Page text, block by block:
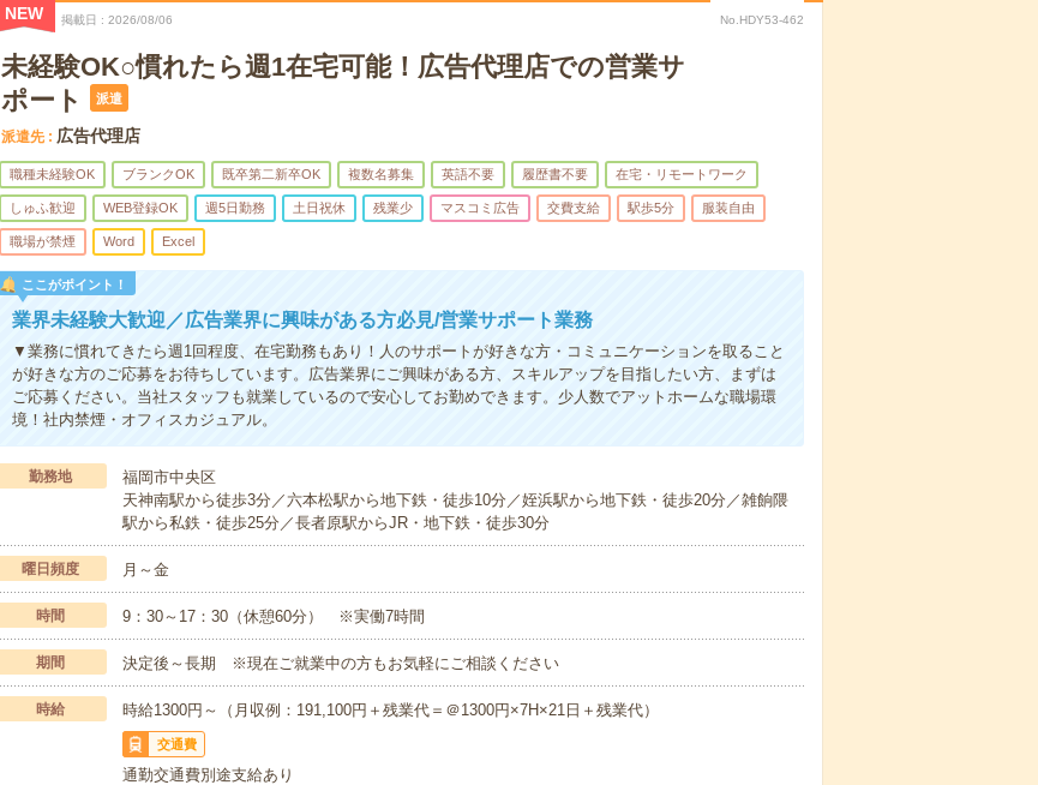
NEW 掲載日 2026/08/06 No.HDY53-462
未経験OK○慣れたら週1在宅可能！広告代理店での営業サ
ポート
派遣
派遣先 広告代理店
職種未経験OK ブランクOK 既卒第二新卒OK 複数名募集 英語不要 履歴書不要 在宅・リモートワーク
しゅふ歓迎 WEB登録OK 週5日勤務 土日祝休 残業少 マスコミ広告 交費支給 駅歩5分 服装自由
職場が禁煙 Word Excel
ここがポイント！
業界未経験大歓迎／広告業界に興味がある方必見/営業サポート業務
▼業務に慣れてきたら週1回程度、在宅勤務もあり！人のサポートが好きな方・コミュニケーションを取ること
が好きな方のご応募をお待ちしています。広告業界にご興味がある方、スキルアップを目指したい方、まずは
ご応募ください。当社スタッフも就業しているので安心してお勤めできます。少人数でアットホームな職場環
境！社内禁煙・オフィスカジュアル。
勤務地
福岡市中央区
天神南駅から徒歩3分／六本松駅から地下鉄・徒歩10分／姪浜駅から地下鉄・徒歩20分／雑餉隈
駅から私鉄・徒歩25分／長者原駅からJR・地下鉄・徒歩30分
曜日頻度 月～金
時間 9：30～17：30（休憩60分） ※実働7時間
期間 決定後～長期 ※現在ご就業中の方もお気軽にご相談ください
時給 時給1300円～（月収例：191,100円＋残業代＝＠1300円×7H×21日＋残業代）
交通費
通勤交通費別途支給あり